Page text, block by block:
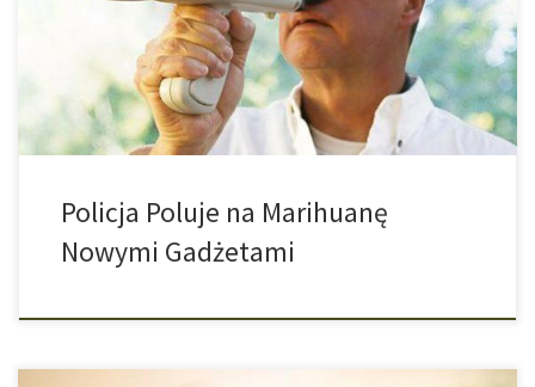
powinno to wystarczyć aby móc pozwolić sobie na wieczorny
relaks, ale oczywiście są też tacy, którzy lekceważą to
rozporządzenie i uprawiają większe ilości marihuany. […]
Policja Poluje na Marihuanę
Nowymi Gadżetami